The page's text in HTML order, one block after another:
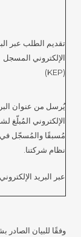
تقديم الطلب عبر
الإلكتروني المسجل
(KEP)
يُرسل من عنوان
الإلكتروني المُبلّغ
مُسبقًا والمُسجّل في
نظام شركتنا.
عبر البريد الإلكتروني
وفقًا للبيان